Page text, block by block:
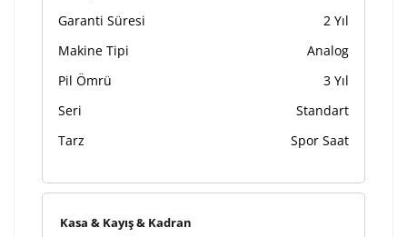
Garanti Süresi
2 Yıl
Makine Tipi
Analog
Pil Ömrü
3 Yıl
Seri
Standart
Tarz
Spor Saat
Kasa & Kayış & Kadran